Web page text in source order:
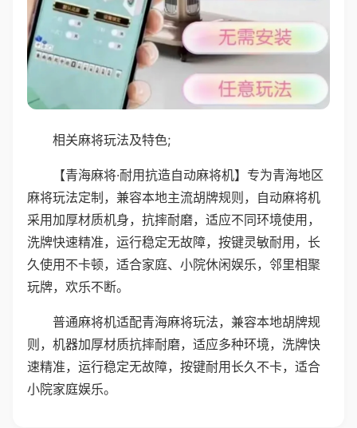
相关麻将玩法及特色;
【青海麻将·耐用抗造自动麻将机】专为青海地区
麻将玩法定制，兼容本地主流胡牌规则，自动麻将机
采用加厚材质机身，抗摔耐磨，适应不同环境使用，
洗牌快速精准，运行稳定无故障，按键灵敏耐用，长
久使用不卡顿，适合家庭、小院休闲娱乐，邻里相聚
玩牌，欢乐不断。
普通麻将机适配青海麻将玩法，兼容本地胡牌规
则，机器加厚材质抗摔耐磨，适应多种环境，洗牌快
速精准，运行稳定无故障，按键耐用长久不卡，适合
小院家庭娱乐。